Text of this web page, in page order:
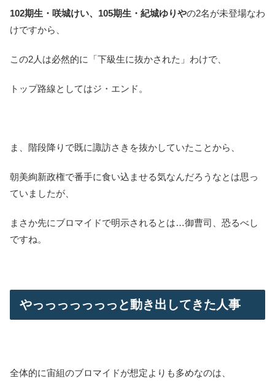
102期生・咲城けい、105期生・紀城ゆりやの2名が未登場なわ
けですから、
この2人は必然的に「下級生に抜かされた」わけで、
トップ路線としてはジ・エンド。
ま、階段降りで既に諏訪さきを抜かしていたことから、
朝美絢新政権で番手に食い込ませる気なんだろうなとは思っ
ていましたが、
まさか先にブロマイドで明示されるとは…御曹司、恐るべし
ですね。
やっっっっっっっと動き出してきた人事
全体的に宙組のブロマイドが想定よりも多めなのは、